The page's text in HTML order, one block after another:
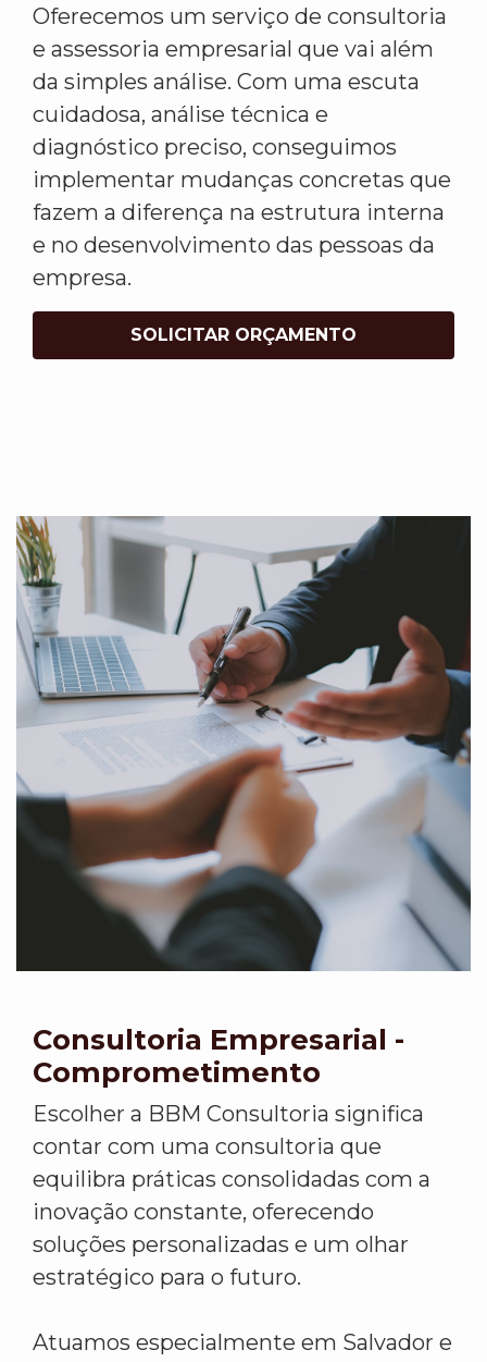
Oferecemos um serviço de consultoria
e assessoria empresarial que vai além
da simples análise. Com uma escuta
cuidadosa, análise técnica e
diagnóstico preciso, conseguimos
implementar mudanças concretas que
fazem a diferença na estrutura interna
e no desenvolvimento das pessoas da
empresa.
SOLICITAR ORÇAMENTO
Consultoria Empresarial -
Comprometimento
Escolher a BBM Consultoria significa
contar com uma consultoria que
equilibra práticas consolidadas com a
inovação constante, oferecendo
soluções personalizadas e um olhar
estratégico para o futuro.
Atuamos especialmente em Salvador e